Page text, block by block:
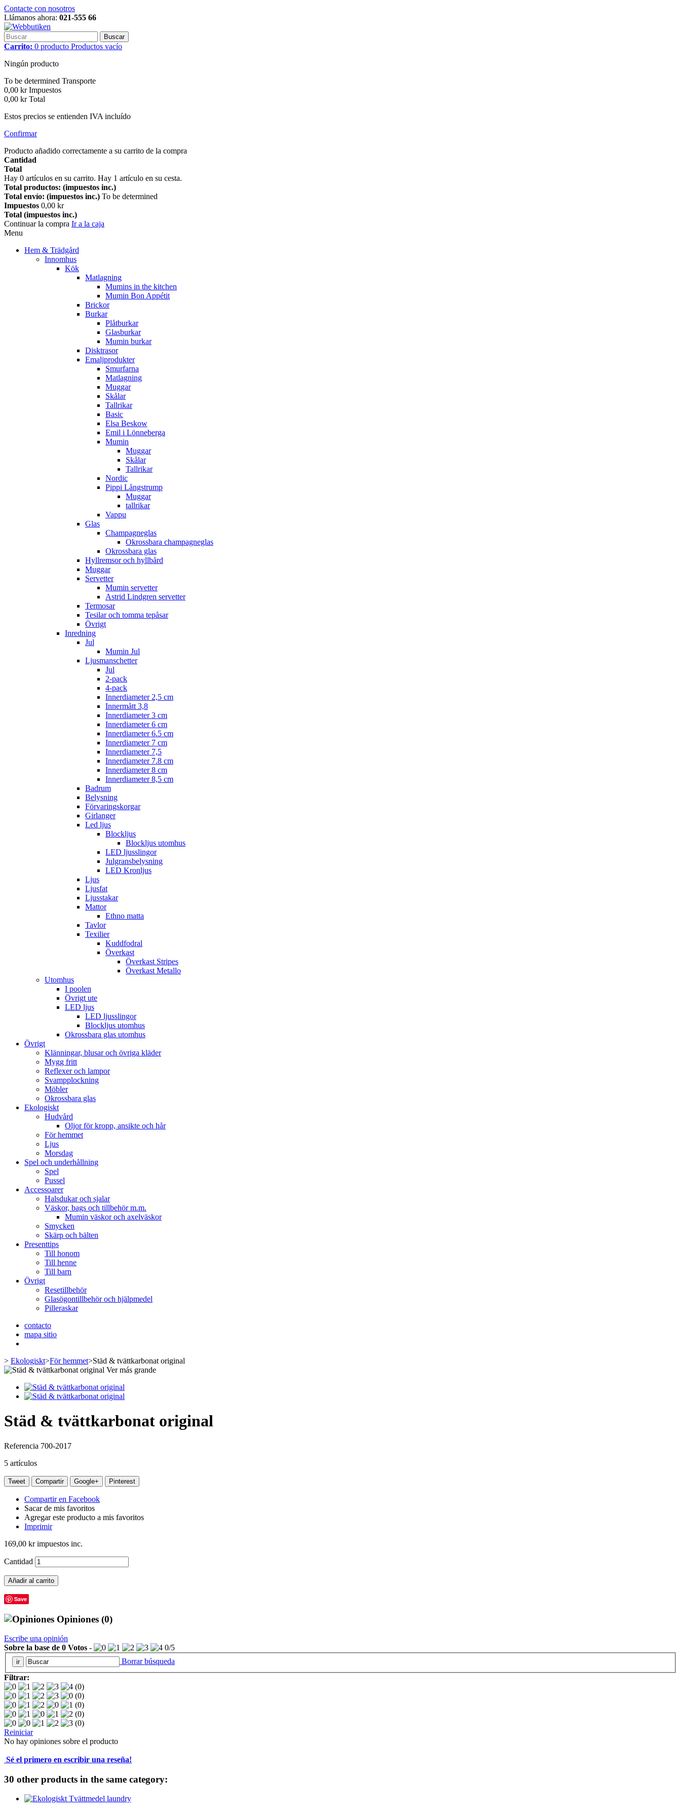
Contacte con nosotros
Llámanos ahora: 021-555 66
Buscar
Carrito: 0 producto Productos vacío
Ningún producto
To be determined Transporte
0,00 kr Impuestos
0,00 kr Total
Estos precios se entienden IVA incluído
Confirmar
Producto añadido correctamente a su carrito de la compra
Cantidad
Total
Hay 0 artículos en su carrito. Hay 1 artículo en su cesta.
Total productos: (impuestos inc.)
Total envío: (impuestos inc.) To be determined
Impuestos 0,00 kr
Total (impuestos inc.)
Continuar la compra Ir a la caja
Menu
Hem & Trädgård
Innomhus
Kök
Matlagning
Mumins in the kitchen
Mumin Bon Appétit
Brickor
Burkar
Plåtburkar
Glasburkar
Mumin burkar
Disktrasor
Emaljprodukter
Smurfarna
Matlagning
Muggar
Skålar
Tallrikar
Basic
Elsa Beskow
Emil i Lönneberga
Mumin
Muggar
Skålar
Tallrikar
Nordic
Pippi Långstrump
Muggar
tallrikar
Vappu
Glas
Champagneglas
Okrossbara champagneglas
Okrossbara glas
Hyllremsor och hyllbård
Muggar
Servetter
Mumin servetter
Astrid Lindgren servetter
Termosar
Tesilar och tomma tepåsar
Övrigt
Inredning
Jul
Mumin Jul
Ljusmanschetter
Jul
2-pack
4-pack
Innerdiameter 2,5 cm
Innermått 3,8
Innerdiameter 3 cm
Innerdiameter 6 cm
Innerdiameter 6.5 cm
Innerdiameter 7 cm
Innerdiameter 7,5
Innerdiameter 7.8 cm
Innerdiameter 8 cm
Innerdiameter 8,5 cm
Badrum
Belysning
Förvaringskorgar
Girlanger
Led ljus
Blockljus
Blockljus utomhus
LED ljusslingor
Julgransbelysning
LED Kronljus
Ljus
Ljusfat
Ljusstakar
Mattor
Ethno matta
Tavlor
Texilier
Kuddfodral
Överkast
Överkast Stripes
Överkast Metallo
Utomhus
I poolen
Övrigt ute
LED ljus
LED ljusslingor
Blockljus utomhus
Okrossbara glas utomhus
Övrigt
Klänningar, blusar och övriga kläder
Mygg fritt
Reflexer och lampor
Svampplockning
Möbler
Okrossbara glas
Ekologiskt
Hudvård
Oljor för kropp, ansikte och hår
För hemmet
Ljus
Morsdag
Spel och underhållning
Spel
Pussel
Accessoarer
Halsdukar och sjalar
Väskor, bags och tillbehör m.m.
Mumin väskor och axelväskor
Smycken
Skärp och bälten
Presenttips
Till honom
Till henne
Till barn
Övrigt
Resetillbehör
Glasögontillbehör och hjälpmedel
Pilleraskar
contacto
mapa sitio
> Ekologiskt>För hemmet>Städ & tvättkarbonat original
Ver más grande
Städ & tvättkarbonat original
Referencia 700-2017
5 artículos
Tweet Compartir Google+ Pinterest
Compartir en Facebook
Sacar de mis favoritos
Agregar este producto a mis favoritos
Imprimir
169,00 krimpuestos inc.
Cantidad
Añadir al carrito
Save
Opiniones (0)
Escribe una opinión
Sobre la base de 0 Votos - 0/5
Borrar búsqueda
Filtrar:
(0)
(0)
(0)
(0)
(0)
Reiniciar
No hay opiniones sobre el producto
Sé el primero en escribir una reseña!
30 other products in the same category: